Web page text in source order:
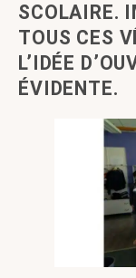
SCOLAIRE.
TOUS CES
L’IDÉE
ÉVIDENTE.